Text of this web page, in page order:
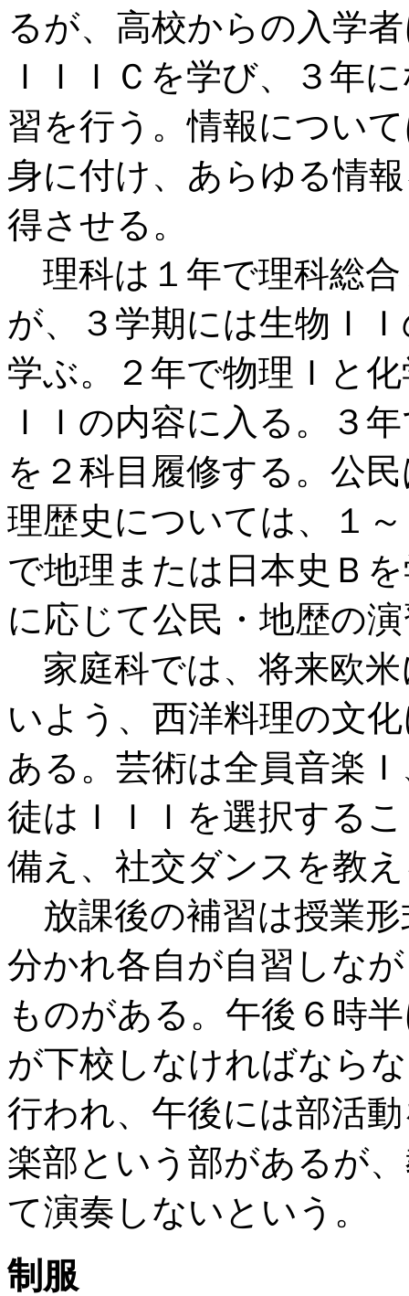
るが、高校からの入学
ＩＩＩＣを学び、３年
習を行う。情報につい
身に付け、あらゆる情
得させる。
理科は１年で理科総
が、３学期には生物Ｉ
学ぶ。２年で物理Ｉと
ＩＩの内容に入る。３
を２科目履修する。公
理歴史については、１
で地理または日本史Ｂ
に応じて公民・地歴の
家庭科では、将来欧
いよう、西洋料理の文
ある。芸術は全員音楽
徒はＩＩＩを選択する
備え、社交ダンスを教
放課後の補習は授業
分かれ各自が自習しな
ものがある。午後６時
が下校しなければなら
行われ、午後には部活
楽部という部があるが
て演奏しないという。
制服